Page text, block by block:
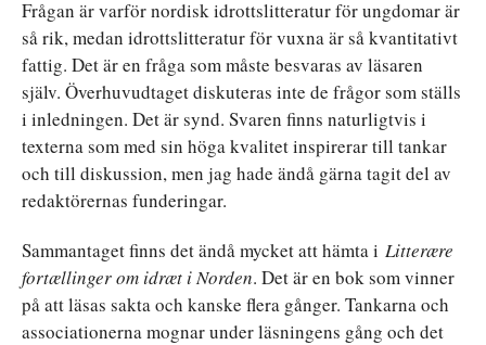
Frågan är varför nordisk idrottslitteratur för ungdomar är
så rik, medan idrottslitteratur för vuxna är så kvantitativt
fattig. Det är en fråga som måste besvaras av läsaren
själv. Överhuvudtaget diskuteras inte de frågor som ställs
i inledningen. Det är synd. Svaren finns naturligtvis i
texterna som med sin höga kvalitet inspirerar till tankar
och till diskussion, men jag hade ändå gärna tagit del av
redaktörernas funderingar.
Sammantaget finns det ändå mycket att hämta i Litterære
fortællinger om idræt i Norden. Det är en bok som vinner
på att läsas sakta och kanske flera gånger. Tankarna och
associationerna mognar under läsningens gång och det